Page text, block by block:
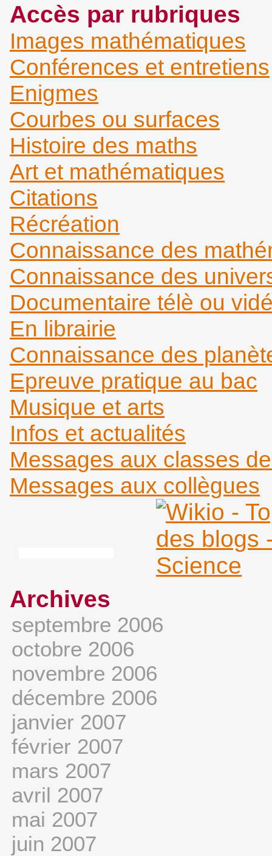
Accès par rubriques
Images mathématiques
Conférences et entretiens
Enigmes
Courbes ou surfaces
Histoire des maths
Art et mathématiques
Citations
Récréation
Connaissance des
Connaissance des
Documentaire télè ou
En librairie
Connaissance des
Epreuve pratique au bac
Musique et arts
Infos et actualités
Messages aux classes
Messages aux collègues
Archives
septembre 2006
octobre 2006
novembre 2006
décembre 2006
janvier 2007
février 2007
mars 2007
avril 2007
mai 2007
juin 2007